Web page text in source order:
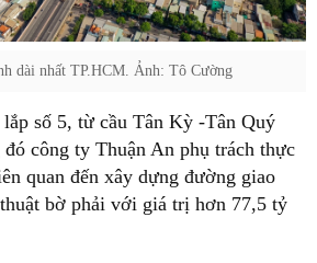
dài nhất TP.HCM. Ảnh: Tô Cường
số 5, từ cầu Tân Kỳ -Tân Quý
công ty Thuận An phụ trách thực
quan đến xây dựng đường giao
bờ phải với giá trị hơn 77,5 tỷ